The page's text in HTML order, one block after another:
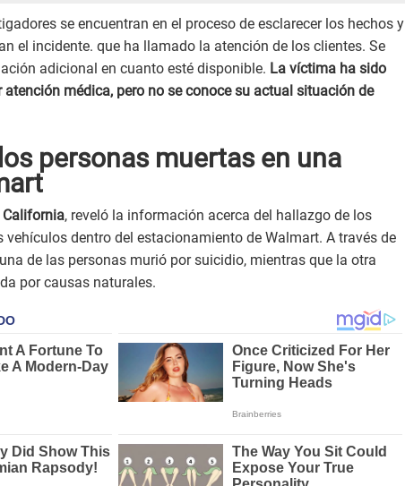
se encuentran en el proceso de esclarecer los hechos y
el incidente. que ha llamado la atención de los clientes. Se
adicional en cuanto esté disponible. La víctima ha sido
atención médica, pero no se conoce su actual situación de
personas muertas en una
California, reveló la información acerca del hallazgo de los
vehículos dentro del estacionamiento de Walmart. A través de
de las personas murió por suicidio, mientras que la otra
por causas naturales.